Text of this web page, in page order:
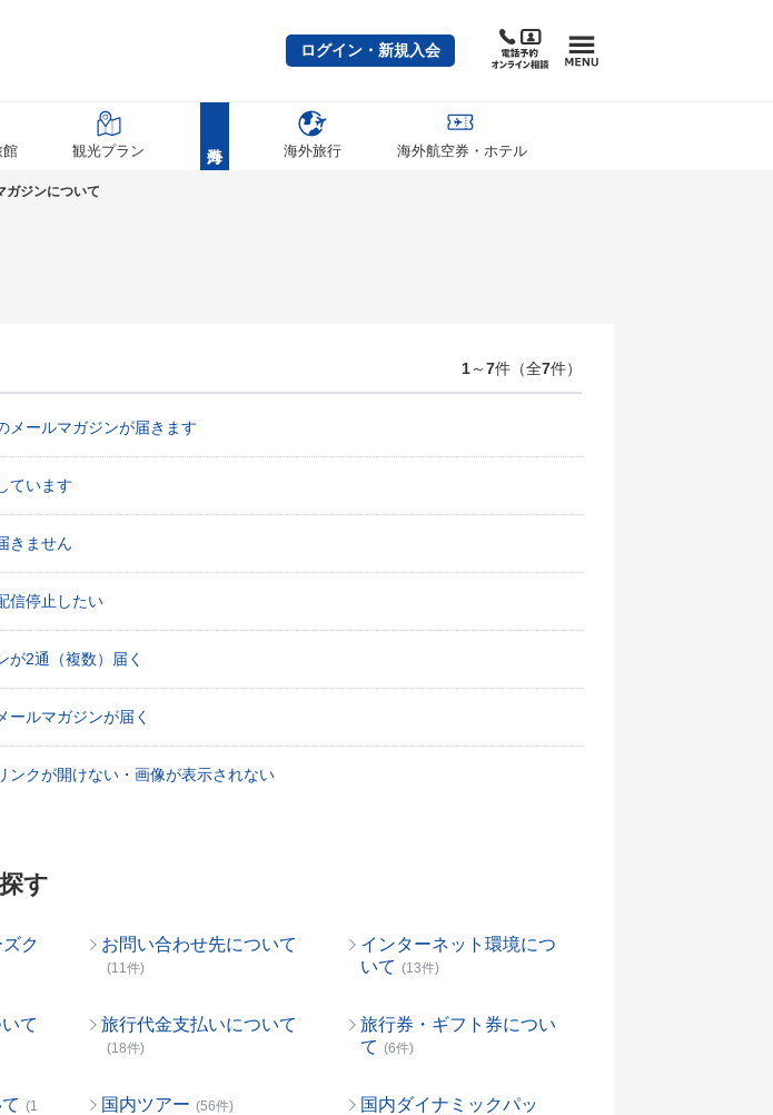
ログイン・新規入会
館 観光プラン 海外旅行 海外航空券・ホテル
ガジンについて
1～7件（全7件）
メールマガジンが届きます
ています
きません
信停止したい
が2通（複数）届く
ールマガジンが届く
ンクが開けない・画像が表示されない
す
ク
お問い合わせ先について
(11件)
インターネット環境につ
いて (13件)
て 旅行代金支払いについて
(18件)
旅行券・ギフト券につい
て (6件)
(1
国内ツアー (56件)
国内ダイナミックパッ